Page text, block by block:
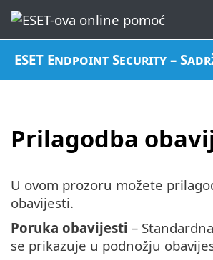
ESET Endpoint Security –
Prilagodba
U ovom prozoru možete
obavijesti.
Poruka obavijesti –
se prikazuje u podnožju